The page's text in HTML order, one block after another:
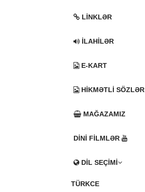
LINKLƏR
İLAHILƏR
E-KART
HIKMƏTLI SÖZLƏR
MAĞAZAMIZ
DINI FILMLƏR
DIL SEÇIMI
TÜRKCE